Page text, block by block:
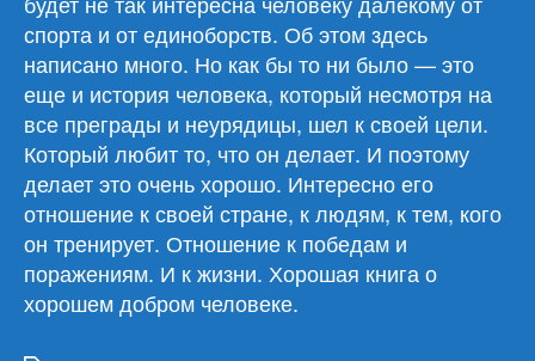
спорта и от единоборств. Об этом здесь
написано много. Но как бы то ни было — это
еще и история человека, который несмотря на
все преграды и неурядицы, шел к своей цели.
Который любит то, что он делает. И поэтому
делает это очень хорошо. Интересно его
отношение к своей стране, к людям, к тем, кого
он тренирует. Отношение к победам и
поражениям. И к жизни. Хорошая книга о
хорошем добром человеке.